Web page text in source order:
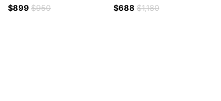
$899 $950
橄欖油 500ml｜獅子座生日快樂
｜生日禮物｜送禮｜禮盒｜父親
$688 $1,180